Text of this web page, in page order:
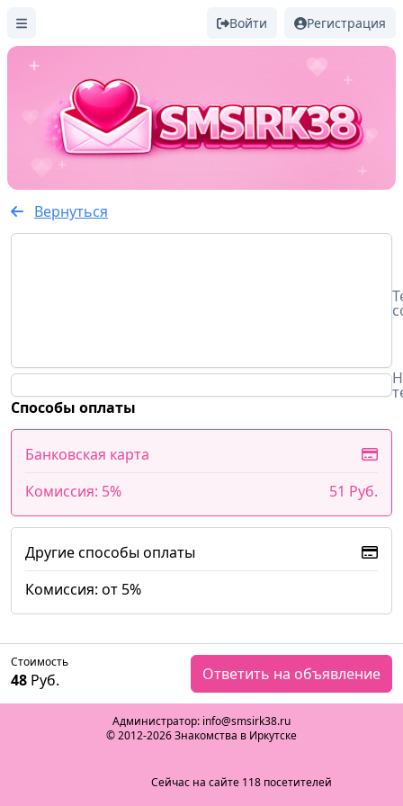
Войти Регистрация
Вернуться
Способы оплаты
Банковская карта
Комиссия: 5%
51 Руб.
Другие способы оплаты
Комиссия: от 5%
Стоимость
48 Руб. Ответить на объявление
Администратор: info@smsirk38.ru
© 2012-2026 Знакомства в Иркутске
Сейчас на сайте 118 посетителей